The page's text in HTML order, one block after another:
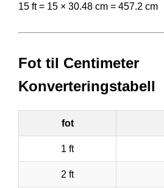
15 ft = 15 × 30.48 cm = 457.2 cm
Fot til Centimeter
Konverteringstabell
fot
1 ft
2 ft